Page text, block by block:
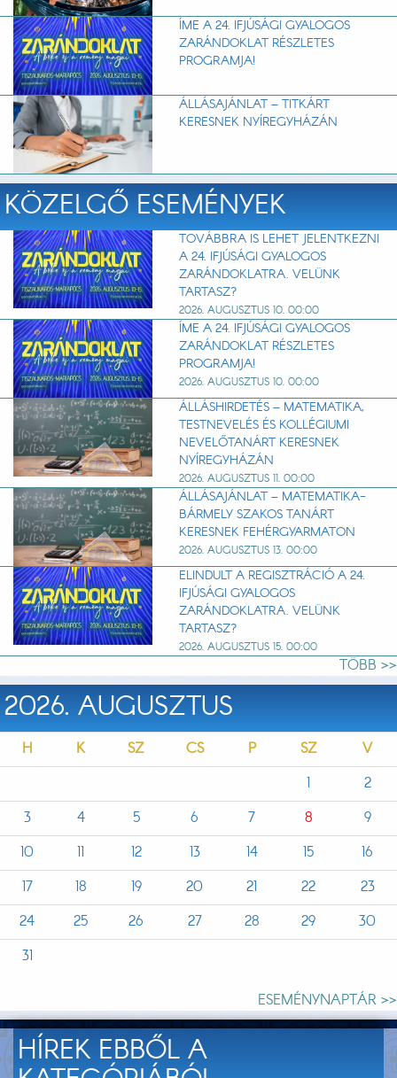
ÍME A 24. IFJÚSÁGI GYALOGOS
ZARÁNDOKLAT RÉSZLETES
PROGRAMJA!
ÁLLÁSAJÁNLAT – TITKÁRT
KERESNEK NYÍREGYHÁZÁN
KÖZELGŐ ESEMÉNYEK
TOVÁBBRA IS LEHET JELENTKEZNI
A 24. IFJÚSÁGI GYALOGOS
ZARÁNDOKLATRA. VELÜNK
TARTASZ?
2026. AUGUSZTUS 10. 00:00
ÍME A 24. IFJÚSÁGI GYALOGOS
ZARÁNDOKLAT RÉSZLETES
PROGRAMJA!
2026. AUGUSZTUS 10. 00:00
ÁLLÁSHIRDETÉS – MATEMATIKA,
TESTNEVELÉS ÉS KOLLÉGIUMI
NEVELŐTANÁRT KERESNEK
NYÍREGYHÁZÁN
2026. AUGUSZTUS 11. 00:00
ÁLLÁSAJÁNLAT – MATEMATIKA-
BÁRMELY SZAKOS TANÁRT
KERESNEK FEHÉRGYARMATON
2026. AUGUSZTUS 13. 00:00
ELINDULT A REGISZTRÁCIÓ A 24.
IFJÚSÁGI GYALOGOS
ZARÁNDOKLATRA. VELÜNK
TARTASZ?
2026. AUGUSZTUS 15. 00:00
TÖBB >>
2026. AUGUSZTUS
H K SZ CS P SZ
V
1
2
3
4 5 6 7 8
9
10
11 12 13 14 15
16
17
18 19 20 21 22
23
24
25 26 27 28 29
30
31
ESEMÉNYNAPTÁR >>
HÍREK EBBŐL A